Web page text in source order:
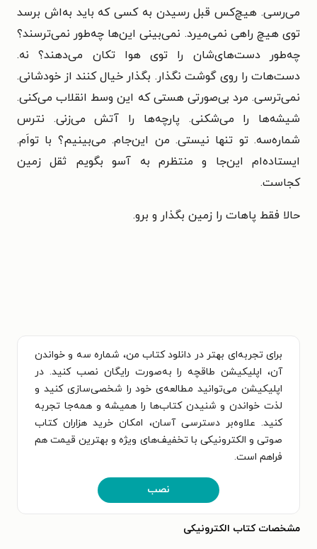
می‌رسی. هیچ‌کس قبل رسیدن به کسی که باید به‌اش برسد
توی هیچ راهی نمی‌میرد. نمی‌بینی این‌ها چه‌طور نمی‌ترسند؟
چه‌طور دست‌های‌شان را توی هوا تکان می‌دهند؟ نه.
دست‌هات را روی گوشت نگذار. بگذار خیال کنند از خودشانی.
نمی‌ترسی. مرد بی‌صورتی هستی که این وسط انقلاب می‌کنی.
شیشه‌ها را می‌شکنی. پارچه‌ها را آتش می‌زنی. نترس
شماره‌سه. تو تنها نیستی. من این‌جام. می‌بینیم؟ با تواَم.
ایستاده‌ام این‌جا و منتظرم به آسو بگویم ثقل زمین
کجاست.
حالا فقط پاهات را زمین بگذار و برو.
برای تجربه‌ای بهتر در دانلود کتاب من، شماره سه و خواندن
آن، اپلیکیشن طاقچه را به‌صورت رایگان نصب کنید. در
اپلیکیشن می‌توانید مطالعه‌ی خود را شخصی‌سازی کنید و
لذت خواندن و شنیدن کتاب‌ها را همیشه و همه‌جا تجربه
کنید. علاوه‌بر دسترسی آسان، امکان خرید هزاران کتاب
صوتی و الکترونیکی با تخفیف‌های ویژه و بهترین قیمت هم
فراهم است.
نصب
مشخصات کتاب الکترونیکی